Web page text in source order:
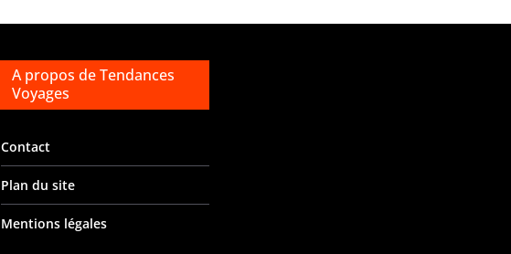
A propos de Tendances
Voyages
Contact
Plan du site
Mentions légales